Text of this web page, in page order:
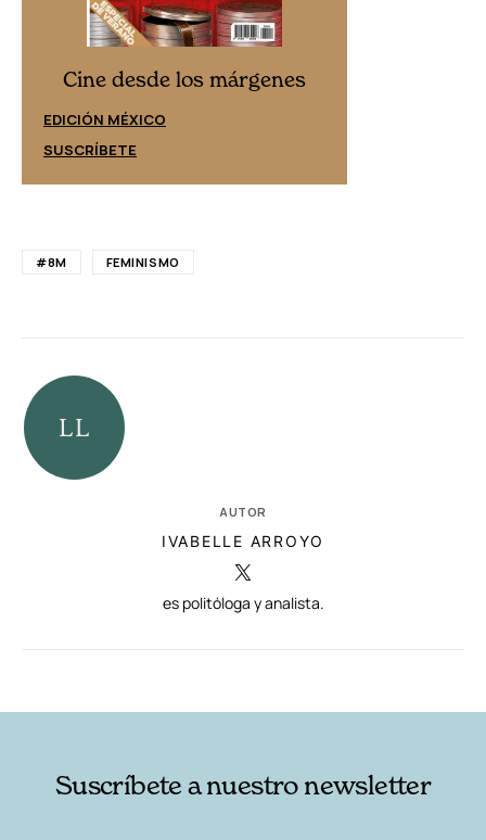
Cine desde los márgenes
EDICIÓN MÉXICO
SUSCRÍBETE
#8M FEMINISMO
AUTOR
IVABELLE ARROYO
es politóloga y analista.
Suscríbete a nuestro newsletter